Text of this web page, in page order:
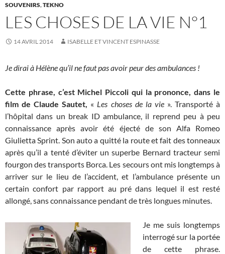
SOUVENIRS,TEKNO
LES CHOSES DE LA VIE N°1
14 AVRIL 2014 ISABELLE ET VINCENT ESPINASSE
Je dirai à Hélène qu’il ne faut pas avoir peur des ambulances !
Cette phrase, c’est Michel Piccoli qui la prononce, dans le
film de Claude Sautet, « Les choses de la vie». Transporté à
l’hôpital dans un break ID ambulance, il reprend peu à peu
connaissance après avoir été éjecté de son Alfa Romeo
Giulietta Sprint. Son auto a quitté la route et fait des tonneaux
après qu’il a tenté d’éviter un superbe Bernard tracteur semi
fourgon des transports Borca. Les secours ont mis longtemps à
arriver sur le lieu de l’accident, et l’ambulance présente un
certain confort par rapport au pré dans lequel il est resté
allongé, sans connaissance pendant de très longues minutes.
Je me suis longtemps
interrogé sur la portée
de cette phrase.